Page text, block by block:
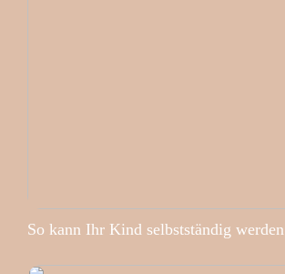
So kann Ihr Kind selbstständig werden